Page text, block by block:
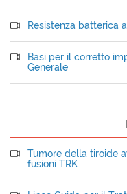
Resistenza batterica
Basi per il corretto
Generale
Tumore della tiroide
fusioni TRK